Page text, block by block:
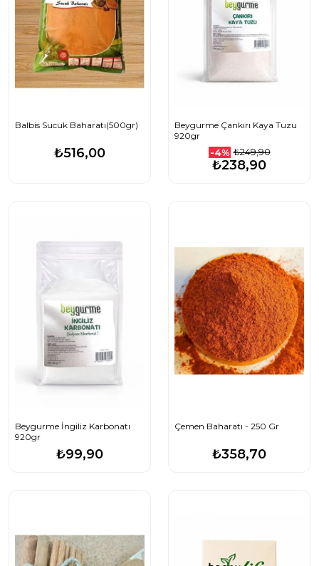
Balbis Sucuk Baharatı(500gr)
₺516,00
Beygurme Çankırı Kaya Tuzu
920gr
-4% ₺249,90
₺238,90
Beygurme İngiliz Karbonatı
920gr
₺99,90
Çemen Baharatı - 250 Gr
₺358,70